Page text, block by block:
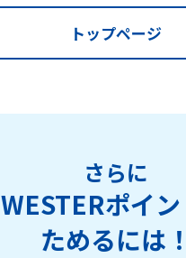
トップページ
さらに
WESTERポイ
ためるには！